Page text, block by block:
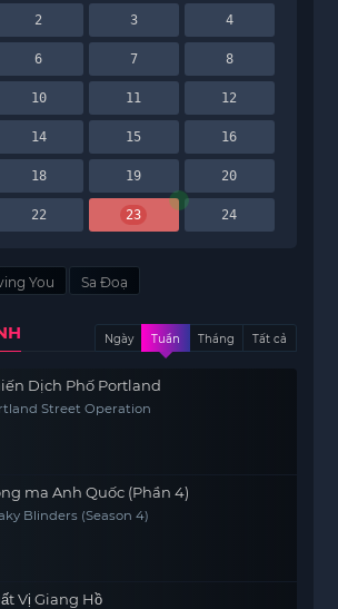
2 3 4
6 7 8
10 11 12
14 15 16
18 19 20
22 23 24
You Sa Đoạ
Ngày Tuần Tháng Tất cả
Dịch Phố Portland
Street Operation
ma Anh Quốc (Phần 4)
Blinders (Season 4)
Vị Giang Hồ